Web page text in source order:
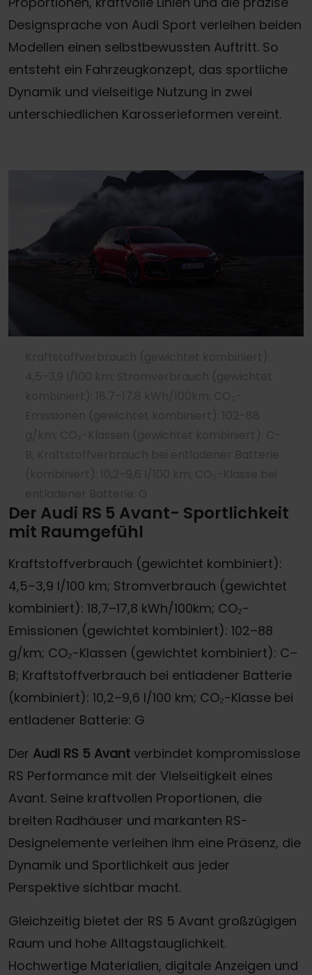
Designsprache von Audi Sport verleihen beiden
Modellen einen selbstbewussten Auftritt. So
entsteht ein Fahrzeugkonzept, das sportliche
Dynamik und vielseitige Nutzung in zwei
unterschiedlichen Karosserieformen vereint.
Der Audi RS 5 Avant- Sportlichkeit
mit Raumgefühl
Kraftstoffverbrauch (gewichtet kombiniert):
4,5–3,9 l/100 km; Stromverbrauch (gewichtet
kombiniert): 18,7–17,8 kWh/100km; CO₂-
Emissionen (gewichtet kombiniert): 102–88
g/km; CO₂-Klassen (gewichtet kombiniert): C–
B; Kraftstoffverbrauch bei entladener Batterie
(kombiniert): 10,2–9,6 l/100 km; CO₂-Klasse bei
entladener Batterie: G
Der Audi RS 5 Avant verbindet kompromisslose
RS Performance mit der Vielseitigkeit eines
Avant. Seine kraftvollen Proportionen, die
breiten Radhäuser und markanten RS-
Designelemente verleihen ihm eine Präsenz, die
Dynamik und Sportlichkeit aus jeder
Perspektive sichtbar macht.
Gleichzeitig bietet der RS 5 Avant großzügigen
Raum und hohe Alltagstauglichkeit.
Hochwertige Materialien, digitale Anzeigen und